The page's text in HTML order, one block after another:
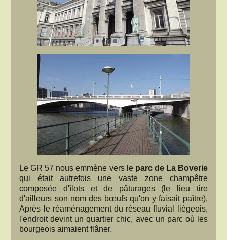
Le GR 57 nous emmène vers le parc de La Boverie
qui était autrefois une vaste zone champêtre
composée d'îlots et de pâturages (le lieu tire
d'ailleurs son nom des bœufs qu'on y faisait paître).
Après le réaménagement du réseau fluvial liégeois,
l'endroit devint un quartier chic, avec un parc où les
bourgeois aimaient flâner.